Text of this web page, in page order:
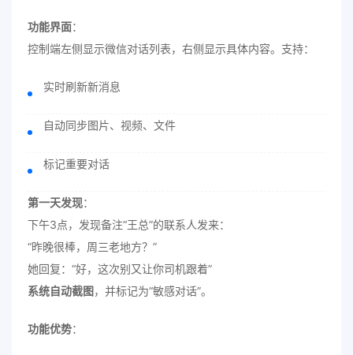
功能界面：
控制端左侧显示微信对话列表，右侧显示具体内容。支持：
实时刷新新消息
自动同步图片、视频、文件
标记重要对话
第一天发现：
下午3点，发现备注“王总”的联系人发来：
“昨晚很棒，周三老地方？”
她回复：“好，这次别又让你司机跟着”
系统自动截图，并标记为“敏感对话”。
功能优势：